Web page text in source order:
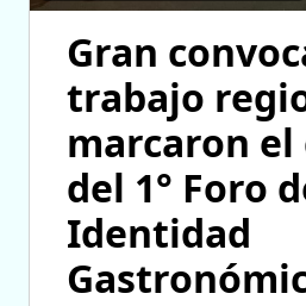
Gran
trabajo
marcaron
del 1° Foro
Identidad